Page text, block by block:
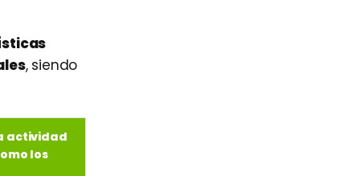
, siendo
actividad
los